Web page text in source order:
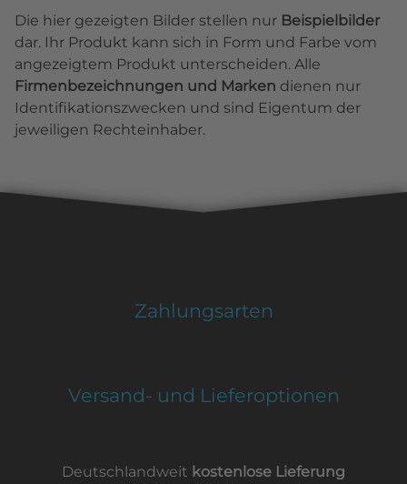
Die hier gezeigten Bilder stellen nur Beispielbilder
dar. Ihr Produkt kann sich in Form und Farbe vom
angezeigtem Produkt unterscheiden. Alle
Firmenbezeichnungen und Marken dienen nur
Identifikationszwecken und sind Eigentum der
jeweiligen Rechteinhaber.
Zahlungsarten
Versand- und Lieferoptionen
Deutschlandweit kostenlose Lieferung